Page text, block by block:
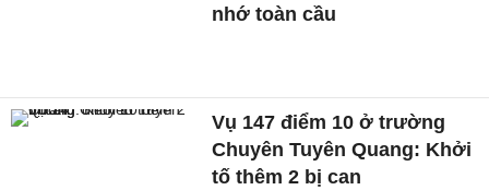
nhớ toàn cầu
Vụ 147 điểm 10 ở trường
Chuyên Tuyên Quang: Khởi
tố thêm 2 bị can